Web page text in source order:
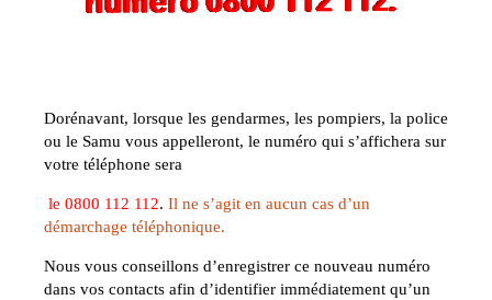
Dorénavant, lorsque les gendarmes, les pompiers, la police
ou le Samu vous appelleront, le numéro qui s’affichera sur
votre téléphone sera
le 0800 112 112. Il ne s’agit en aucun cas d’un
démarchage téléphonique.
Nous vous conseillons d’enregistrer ce nouveau numéro
dans vos contacts afin d’identifier immédiatement qu’un